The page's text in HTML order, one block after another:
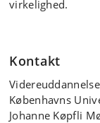
virkelighed.
Kontakt
Københavns
Johanne Køpfli